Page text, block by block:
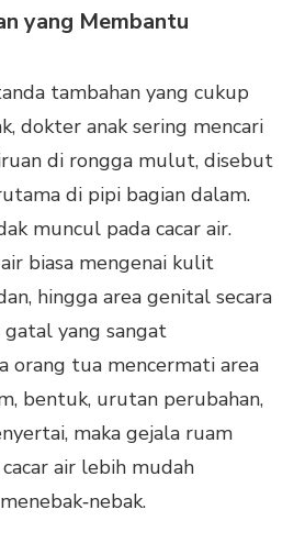
yang Membantu
tambahan yang cukup
dokter anak sering mencari
di rongga mulut, disebut
di pipi bagian dalam.
muncul pada cacar air.
biasa mengenai kulit
hingga area genital secara
gatal yang sangat
orang tua mencermati area
bentuk, urutan perubahan,
maka gejala ruam
air lebih mudah